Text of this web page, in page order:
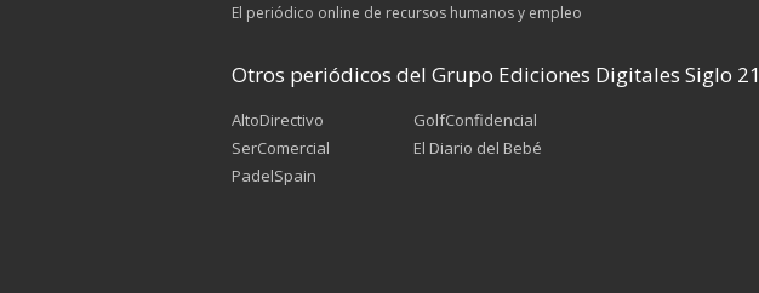
El periódico online de recursos humanos y empleo
Otros periódicos del Grupo Ediciones Digitales Siglo 21
AltoDirectivo
SerComercial
PadelSpain
GolfConfidencial
El Diario del Bebé